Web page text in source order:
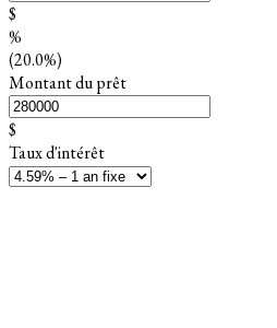
$
%
(20.0%)
Montant du prêt
$
Taux d'intérêt